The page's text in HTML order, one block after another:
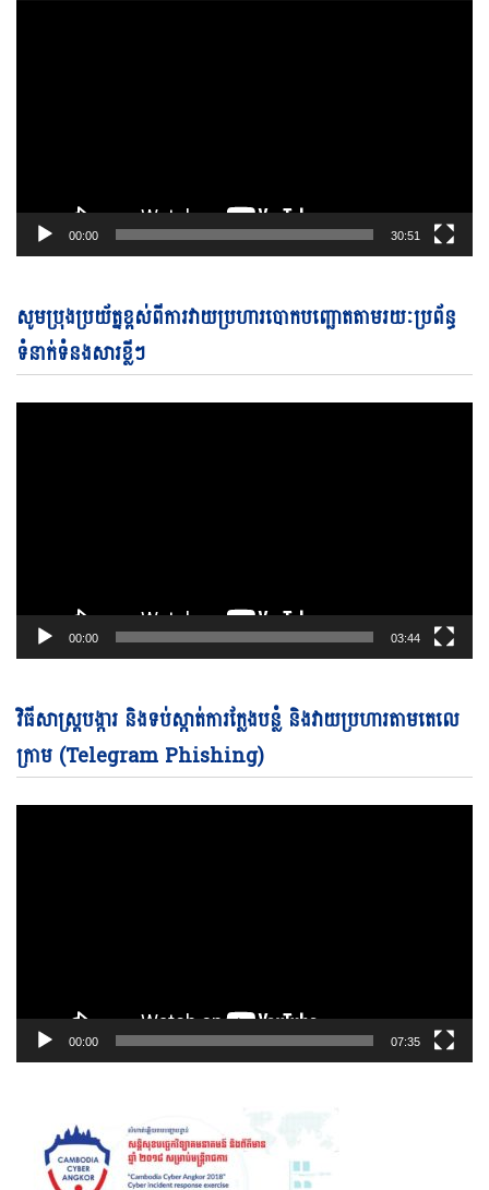
00:00 30:51
សូមប្រុងប្រយ័ត្នខ្ពស់ពីការវាយប្រហារបោកបញ្ឆោតតាមរយៈប្រព័ន្ធ
ទំនាក់ទំនងសារខ្លីៗ
00:00 03:44
វិធីសាស្ត្របង្ការ និងទប់ស្កាត់ការក្លែងបន្លំ និងវាយប្រហារតាមតេលេ
ក្រាម (Telegram Phishing)
00:00 07:35